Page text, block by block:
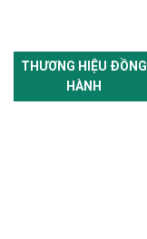
THƯƠNG HIỆU ĐỒNG
HÀNH